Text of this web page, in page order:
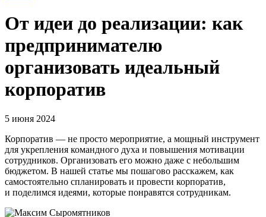
От идеи до реализации: как
предпринимателю
организовать идеальный
корпоратив
5 июня 2024
Корпоратив — не просто мероприятие, а мощный инструмент
для укрепления командного духа и повышения мотивации
сотрудников. Организовать его можно даже с небольшим
бюджетом. В нашей статье мы пошагово расскажем, как
самостоятельно спланировать и провести корпоратив,
и поделимся идеями, которые понравятся сотрудникам.